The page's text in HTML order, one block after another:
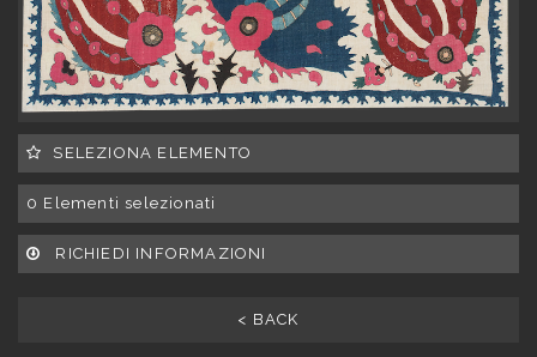
SELEZIONA ELEMENTO
0 Elementi selezionati
RICHIEDI INFORMAZIONI
< BACK